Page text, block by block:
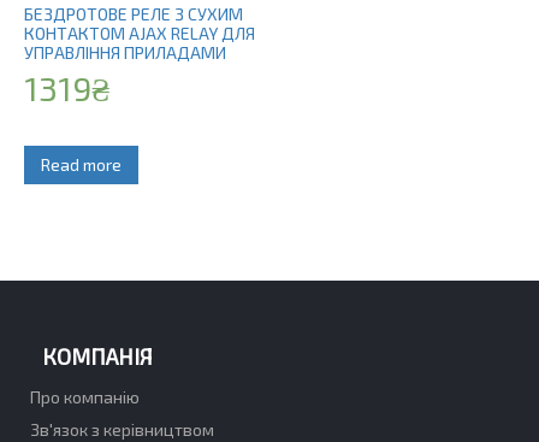
БЕЗДРОТОВЕ РЕЛЕ З СУХИМ
КОНТАКТОМ AJAX RELAY ДЛЯ
УПРАВЛІННЯ ПРИЛАДАМИ
1319₴
Read more
КОМПАНІЯ
Про компанію
Зв'язок з керівництвом